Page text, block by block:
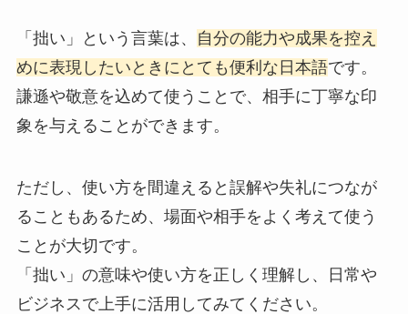
「拙い」という言葉は、
自分の能力や成果を控え
めに表現したいときにとても便利な日本語です。
謙遜や敬意を込めて使うことで、相手に丁寧な印
象を与えることができます。
ただし、使い方を間違えると誤解や失礼につなが
ることもあるため、場面や相手をよく考えて使う
ことが大切です。
「拙い」の意味や使い方を正しく理解し、日常や
ビジネスで上手に活用してみてください。